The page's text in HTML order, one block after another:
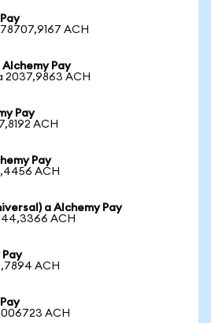
ACH
Pay
2037,9863 ACH
Pay
ACH
Pay
ACH
a Alchemy Pay
44,3366 ACH
Pay
ACH
ACH